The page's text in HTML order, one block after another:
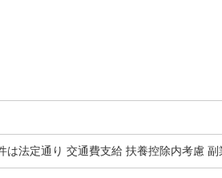
法定通り 交通費支給 扶養控除内考慮